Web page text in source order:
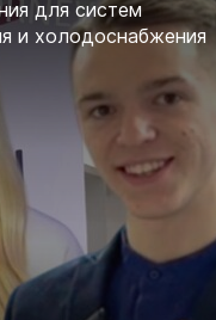
для систем
и холодоснабжения